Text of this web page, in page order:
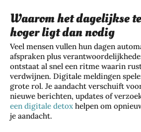
Waarom het dagelijkse
hoger ligt dan nodig
Veel mensen vullen hun dagen
afspraken plus
ontstaat al snel een ritme waarin
verdwijnen. Digitale meldingen
grote rol. Je aandacht verschuift
nieuwe berichten, updates of
een digitale detox helpen om
je aandacht.